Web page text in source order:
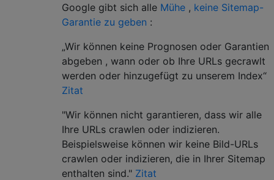
Google gibt sich alle Mühe , keine Sitemap-
Garantie zu geben :
„Wir können keine Prognosen oder Garantien
abgeben , wann oder ob Ihre URLs gecrawlt
werden oder hinzugefügt zu unserem Index“
Zitat
"Wir können nicht garantieren, dass wir alle
Ihre URLs crawlen oder indizieren.
Beispielsweise können wir keine Bild-URLs
crawlen oder indizieren, die in Ihrer Sitemap
enthalten sind." Zitat